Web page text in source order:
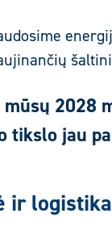
mūsų 2028
tikslo jau
ir